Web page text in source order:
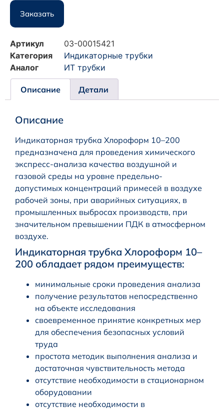
Заказать
Артикул
03-00015421
Категория
Индикаторные трубки
Аналог
ИТ трубки
Описание Детали
Описание
Индикаторная трубка Хлороформ 10–200
предназначена для проведения химического
экспресс-анализа качества воздушной и
газовой среды на уровне предельно-
допустимых концентраций примесей в воздухе
рабочей зоны, при аварийных ситуациях, в
промышленных выбросах производств, при
значительном превышении ПДК в атмосферном
воздухе.
Индикаторная трубка Хлороформ 10–
200 обладает рядом преимуществ:
минимальные сроки проведения анализа
получение результатов непосредственно
на объекте исследования
своевременное принятие конкретных мер
для обеспечения безопасных условий
труда
простота методик выполнения анализа и
достаточная чувствительность метода
отсутствие необходимости в стационарном
оборудовании
отсутствие необходимости в